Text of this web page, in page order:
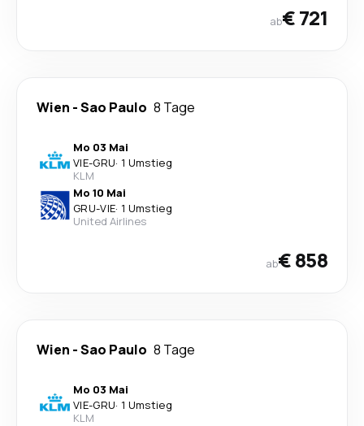
ab€ 721
Wien -Sao Paulo 8 Tage
Mo 03 Mai
VIE-GRU· 1 Umstieg
KLM
Mo 10 Mai
GRU-VIE· 1 Umstieg
United Airlines
ab€ 858
Wien -Sao Paulo 8 Tage
Mo 03 Mai
VIE-GRU· 1 Umstieg
KLM